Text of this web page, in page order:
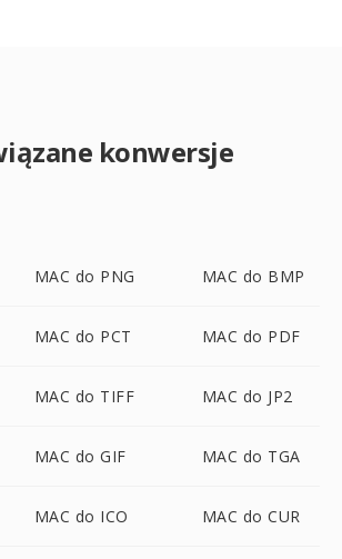
konwersje
MAC do PNG MAC do BMP
MAC do PCT MAC do PDF
MAC do TIFF MAC do JP2
MAC do GIF MAC do TGA
MAC do ICO MAC do CUR